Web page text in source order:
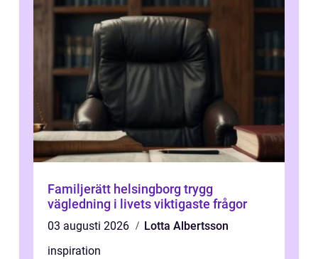
Familjerätt helsingborg trygg
vägledning i livets viktigaste frågor
03 augusti 2026
Lotta Albertsson
inspiration